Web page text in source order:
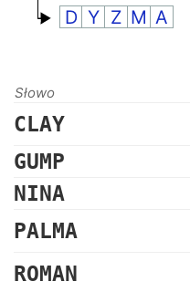
D Y Z M A
Słowo
CLAY
GUMP
NINA
PALMA
ROMAN